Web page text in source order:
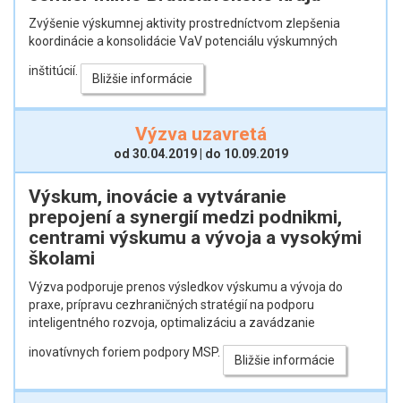
Zvýšenie výskumnej aktivity prostredníctvom zlepšenia
koordinácie a konsolidácie VaV potenciálu výskumných
inštitúcií.
Bližšie informácie
Výzva uzavretá
od 30.04.2019 | do 10.09.2019
Výskum, inovácie a vytváranie
prepojení a synergií medzi podnikmi,
centrami výskumu a vývoja a vysokými
školami
Výzva podporuje prenos výsledkov výskumu a vývoja do
praxe, prípravu cezhraničných stratégií na podporu
inteligentného rozvoja, optimalizáciu a zavádzanie
inovatívnych foriem podpory MSP.
Bližšie informácie